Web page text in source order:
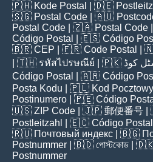
🇵🇭 Kode Postal | 🇩🇪
🇸🇬 Postal Code | 🇦🇺
Postal Code | 🇿🇦 Postal Code
Código Postal
| 🇪🇸 Código
🇧🇷 CEP | 🇫🇷 Code Postal |
| 🇹🇭 รหัสไปรษณีย์ | 🇵🇰 کوڈ
Código Postal
| 🇦🇷 Código
Posta Kodu | 🇵🇱 Kod Pocztowy
Postinumero | 🇵🇪 Código
🇺🇸 ZIP Code | 🇯🇵 郵便番号
Postleitzahl
| 🇪🇨 Código Postal
🇷🇺 Почтовый индекс | 🇧🇬
Postnummer | 🇧🇩 পোস্টকোড |
Postnummer